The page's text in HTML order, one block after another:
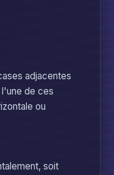
adjacentes
de ces
ou
soit